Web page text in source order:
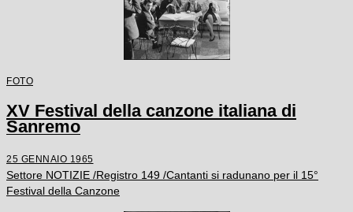
FOTO
XV Festival della canzone italiana di
Sanremo
25 GENNAIO 1965
Settore NOTIZIE /Registro 149 /Cantanti si radunano per il 15°
Festival della Canzone